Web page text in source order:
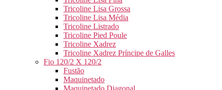
Tricoline Lisa Grossa
Tricoline Lisa Média
Tricoline Listrado
Tricoline Pied Poule
Tricoline Xadrez
Tricoline Xadrez Príncipe de Galles
Fio 120/2 X 120/2
Fustão
Maquinetado
Maquinetado Diagonal